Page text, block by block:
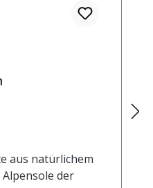
aus natürlichem
der